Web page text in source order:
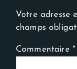
Votre adresse
champs
Commentaire *